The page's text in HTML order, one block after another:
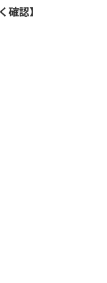
確認】